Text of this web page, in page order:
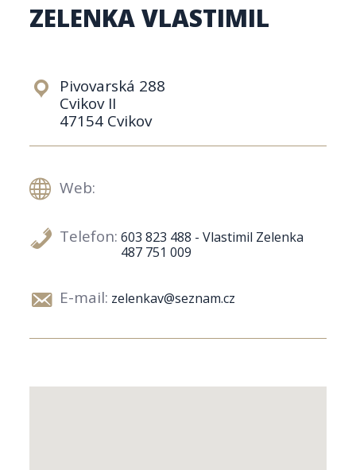
ZELENKA VLASTIMIL
Pivovarská 288
Cvikov II
47154 Cvikov
Web:
Telefon: 603 823 488 - Vlastimil Zelenka
487 751 009
E-mail: zelenkav@seznam.cz